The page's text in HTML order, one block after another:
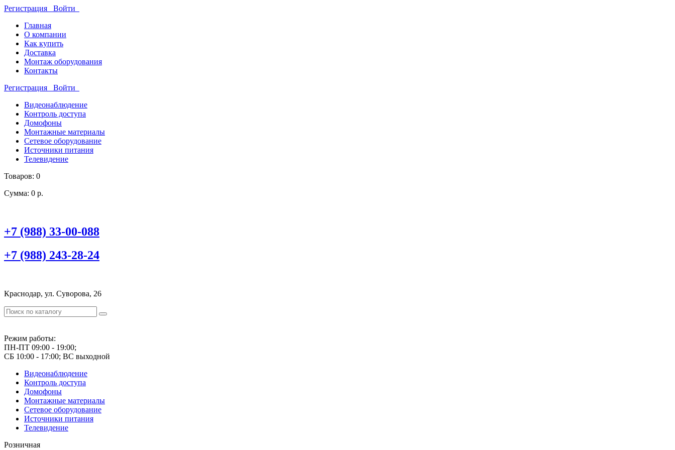
Регистрация Войти
Главная
О компании
Как купить
Доставка
Монтаж оборудования
Контакты
Регистрация Войти
Видеонаблюдение
Контроль доступа
Домофоны
Монтажные материалы
Сетевое оборудование
Источники питания
Телевидение
Товаров: 0
Сумма: 0 р.
+7 (988) 33-00-088
+7 (988) 243-28-24
Краснодар, ул. Суворова, 26
Режим работы:
ПН-ПТ 09:00 - 19:00;
СБ 10:00 - 17:00; ВС выходной
Видеонаблюдение
Контроль доступа
Домофоны
Монтажные материалы
Сетевое оборудование
Источники питания
Телевидение
Розничная